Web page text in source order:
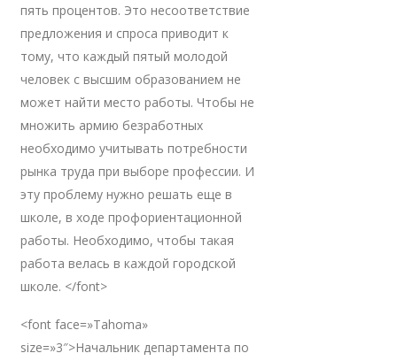
пять процентов. Это несоответствие
предложения и спроса приводит к
тому, что каждый пятый молодой
человек с высшим образованием не
может найти место работы. Чтобы не
множить армию безработных
необходимо учитывать потребности
рынка труда при выборе профессии. И
эту проблему нужно решать еще в
школе, в ходе профориентационной
работы. Необходимо, чтобы такая
работа велась в каждой городской
школе. </font>
<font face=»Tahoma»
size=»3″>Начальник департамента по